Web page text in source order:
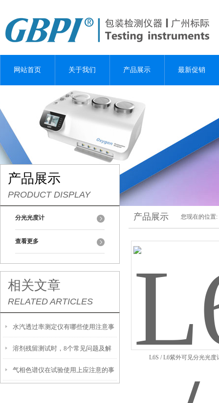
网站首页 关于我们 产品展示 最新促销
产品展示
PRODUCT DISPLAY
分光光度计
查看更多
相关文章
RELATED ARTICLES
水汽透过率测定仪有哪些使用注意事
项
溶剂残留测试时，8个常见问题及解
决方式请收好
气相色谱仪在试验使用上应注意的事
产品展示 您现在的位置:
L6S / L6紫外可见分光光度